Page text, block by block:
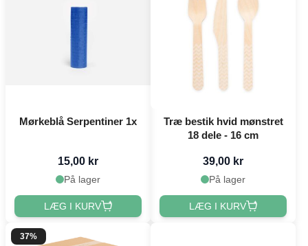
Mørkeblå Serpentiner 1x
15,00 kr
På lager
LÆG I KURV
Træ bestik hvid mønstret
18 dele - 16 cm
39,00 kr
På lager
LÆG I KURV
37%